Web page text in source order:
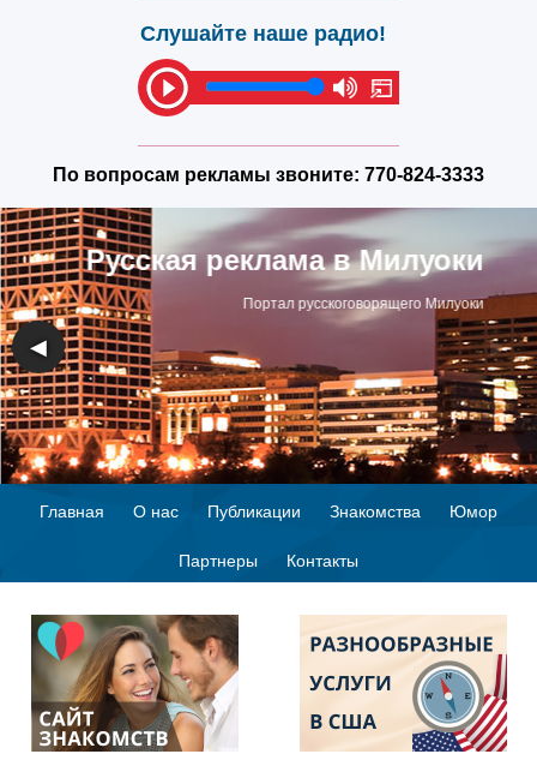
Слушайте наше радио!
По вопросам рекламы звоните: 770-824-3333
Русская реклама в Милуоки
Портал русскоговорящего Милуоки
◀ ▶
Главная О нас Публикации Знакомства Юмор
Партнеры Контакты